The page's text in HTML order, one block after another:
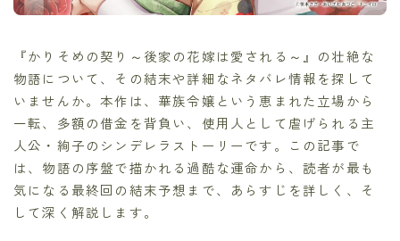
『かりそめの契り～後家の花嫁は愛される～』の壮絶な
物語について、その結末や詳細なネタバレ情報を探して
いませんか。本作は、華族令嬢という恵まれた立場から
一転、多額の借金を背負い、使用人として虐げられる主
人公・絢子のシンデレラストーリーです。この記事で
は、物語の序盤で描かれる過酷な運命から、読者が最も
気になる最終回の結末予想まで、あらすじを詳しく、そ
して深く解説します。